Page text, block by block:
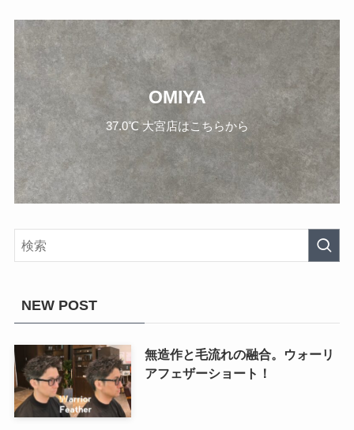
OMIYA
37.0℃ 大宮店はこちらから
NEW POST
無造作と毛流れの融合。ウォーリ
アフェザーショート！